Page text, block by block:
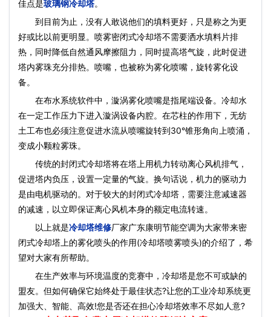
佳点是玻璃钢冷却塔。
到目前为止，没有人敢说他们的填料更好，只是称之为更
好或比以前更明显。喷雾密闭式冷却塔不需要洒水填料片排
热，同时降低自然通风摩擦阻力，同时提高塔气旋，此时促进
塔内雾珠充分排热。喷嘴，也被称为雾化喷嘴，旋转雾化设
备。
在布水系统软件中，漩涡雾化喷嘴是指尾端设备。冷却水
在一定工作压力下进入漩涡设备内腔。在芯柱的作用下，无纺
土工布也必须注意促进水流从喷嘴旋转到30°锥形角向上喷涌，
变成小颗粒雾珠。
传统的封闭式冷却塔将在塔上用机力转动离心风机排气，
促进塔内负压，设置一定量的气旋。换句话说，机力的驱动力
是由电机驱动的。对于较大的封闭式冷却塔，需要注意减速器
的减速，以立即保证离心风机本身的额定电流转速。
以上就是冷却塔维修厂家广东康明节能空调为大家带来密
闭式冷却塔上的雾化喷头的作用(冷却塔喷雾喷头)的介绍了，希
望对大家有所帮助。
在生产效率与环境温度的竞赛中，冷却塔是您不可或缺的
盟友。但如何确保它始终处于最佳状态?让您的工业冷却系统更
加强大、智能、高效!您是否还在担心冷却塔效率不尽如人意?